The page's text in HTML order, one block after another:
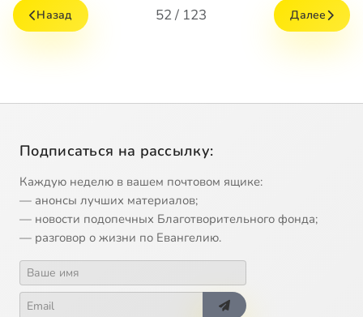
Назад 52 / 123 Далее
Подписаться на рассылку:
Каждую неделю в вашем почтовом ящике:
— анонсы лучших материалов;
— новости подопечных Благотворительного фонда;
— разговор о жизни по Евангелию.